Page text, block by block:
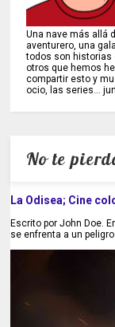
Una nave más allá
aventurero, una
todos son historias
otros que hemos
compartir esto y
ocio, las series...
No te
La Odisea; Cine
Escrito por John Doe.
se enfrenta a un